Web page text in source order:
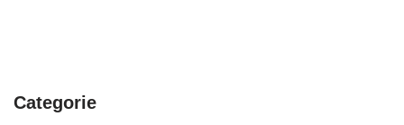
Categorie